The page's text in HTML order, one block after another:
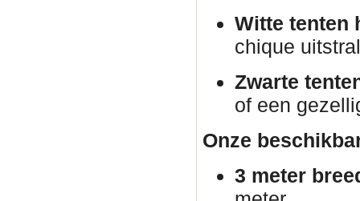
Witte tenten
chique
Zwarte
of een
Onze
3 meter